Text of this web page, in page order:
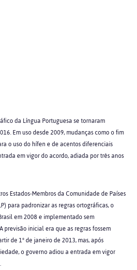
da Língua Portuguesa se tornaram
Em uso desde 2009, mudanças como o fim
o uso do hífen e de acentos diferenciais
em vigor do acordo, adiada por três anos
Estados-Membros da Comunidade de Países
para padronizar as regras ortográficas, o
em 2008 e implementado sem
previsão inicial era que as regras fossem
de 1° de janeiro de 2013, mas, após
o governo adiou a entrada em vigor